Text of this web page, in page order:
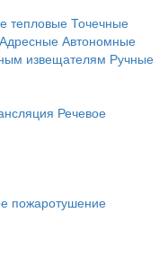
тепловые Точечные
Адресные Автономные
извещателям Ручные
Речевое
пожаротушение